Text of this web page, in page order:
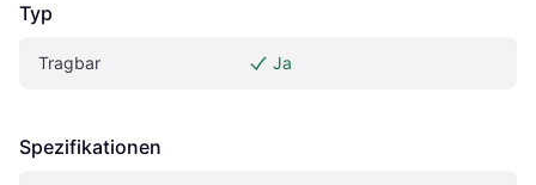
Typ
Tragbar Ja
Spezifikationen